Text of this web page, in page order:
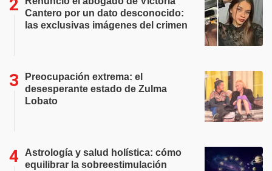
Cantero por un dato desconocido:
las exclusivas imágenes del crimen
Preocupación extrema: el
desesperante estado de Zulma
Lobato
Astrología y salud holística: cómo
equilibrar la sobreestimulación